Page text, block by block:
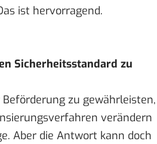
ist hervorragend.
Sicherheitsstandard zu
zu gewährleisten,
verändern
Aber die Antwort kann doch